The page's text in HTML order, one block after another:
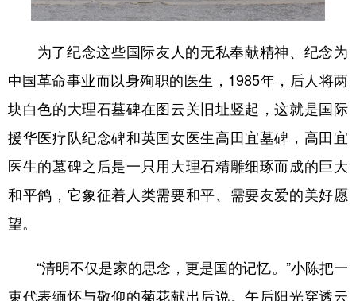
为了纪念这些国际友人的无私奉献精神、纪念为
中国革命事业而以身殉职的医生，1985年，后人将两
块白色的大理石墓碑在图云关旧址竖起，这就是国际
援华医疗队纪念碑和英国女医生高田宜墓碑，高田宜
医生的墓碑之后是一只用大理石精雕细琢而成的巨大
和平鸽，它象征着人类需要和平、需要友爱的美好愿
望。
“清明不仅是家的思念，更是国的记忆。”小陈把一
束代表缅怀与敬仰的菊花献出后说。午后阳光穿透云